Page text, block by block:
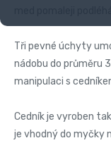
Tři pevné úchyty
nádobu do průměru
manipulaci s
Cedník je vyroben
je vhodný do myčky